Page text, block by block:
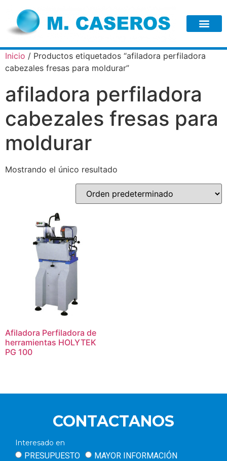
Inicio / Productos etiquetados “afiladora perfiladora
cabezales fresas para moldurar”
afiladora perfiladora
cabezales fresas para
moldurar
Mostrando el único resultado
Afiladora Perfiladora de
herramientas HOLYTEK
PG 100
CONTACTANOS
Interesado en
PRESUPUESTO MAYOR INFORMACIÓN